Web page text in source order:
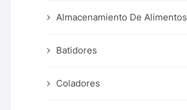
Almacenamiento De Alimentos
Batidores
Coladores